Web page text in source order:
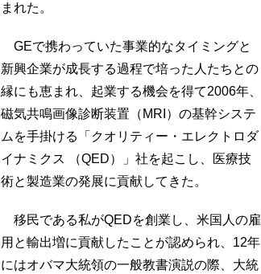
まれた。
GEで携わっていた事業的なタイミングと
新興企業が成長する過程で培った人たちとの
縁にも恵まれ、起業する機会を得て2006年、
磁気共鳴画像診断装置（MRI）の基幹システ
ムを手掛ける「クオリティー・エレクトロダ
イナミクス （QED）」社を起こし、医療技
術と製造業の発展に貢献してきた。
移民である私がQEDを創業し、米国人の雇
用と輸出増に貢献したことが認められ、12年
にはオバマ大統領の一般教書演説の際、大統